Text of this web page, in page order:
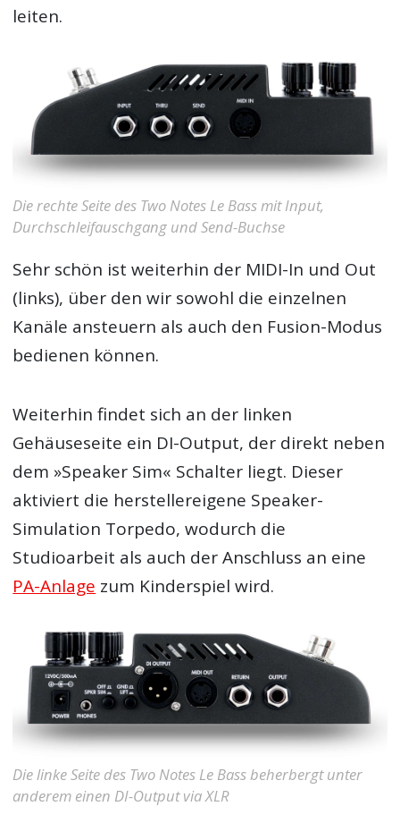
leiten.
Die rechte Seite des Two Notes Le Bass mit Input,
Durchschleifauschgang und Send-Buchse
Sehr schön ist weiterhin der MIDI-In und Out
(links), über den wir sowohl die einzelnen
Kanäle ansteuern als auch den Fusion-Modus
bedienen können.
Weiterhin findet sich an der linken
Gehäuseseite ein DI-Output, der direkt neben
dem »Speaker Sim« Schalter liegt. Dieser
aktiviert die herstellereigene Speaker-
Simulation Torpedo, wodurch die
Studioarbeit als auch der Anschluss an eine
PA-Anlage zum Kinderspiel wird.
Die linke Seite des Two Notes Le Bass beherbergt unter
anderem einen DI-Output via XLR